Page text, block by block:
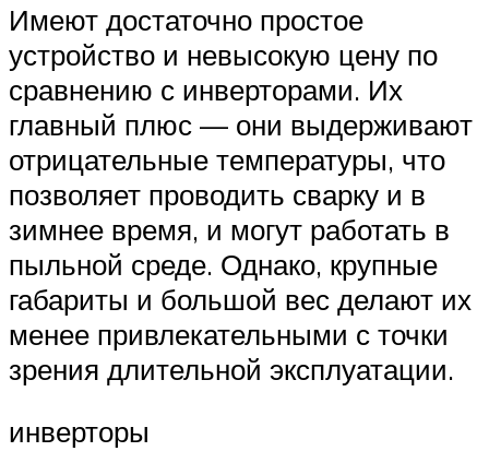
Имеют достаточно простое
устройство и невысокую цену по
сравнению с инверторами. Их
главный плюс — они выдерживают
отрицательные температуры, что
позволяет проводить сварку и в
зимнее время, и могут работать в
пыльной среде. Однако, крупные
габариты и большой вес делают их
менее привлекательными с точки
зрения длительной эксплуатации.
инверторы